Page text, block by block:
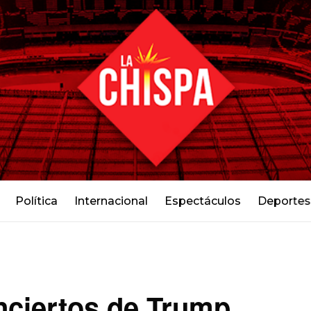
Política Internacional Espectáculos Deportes